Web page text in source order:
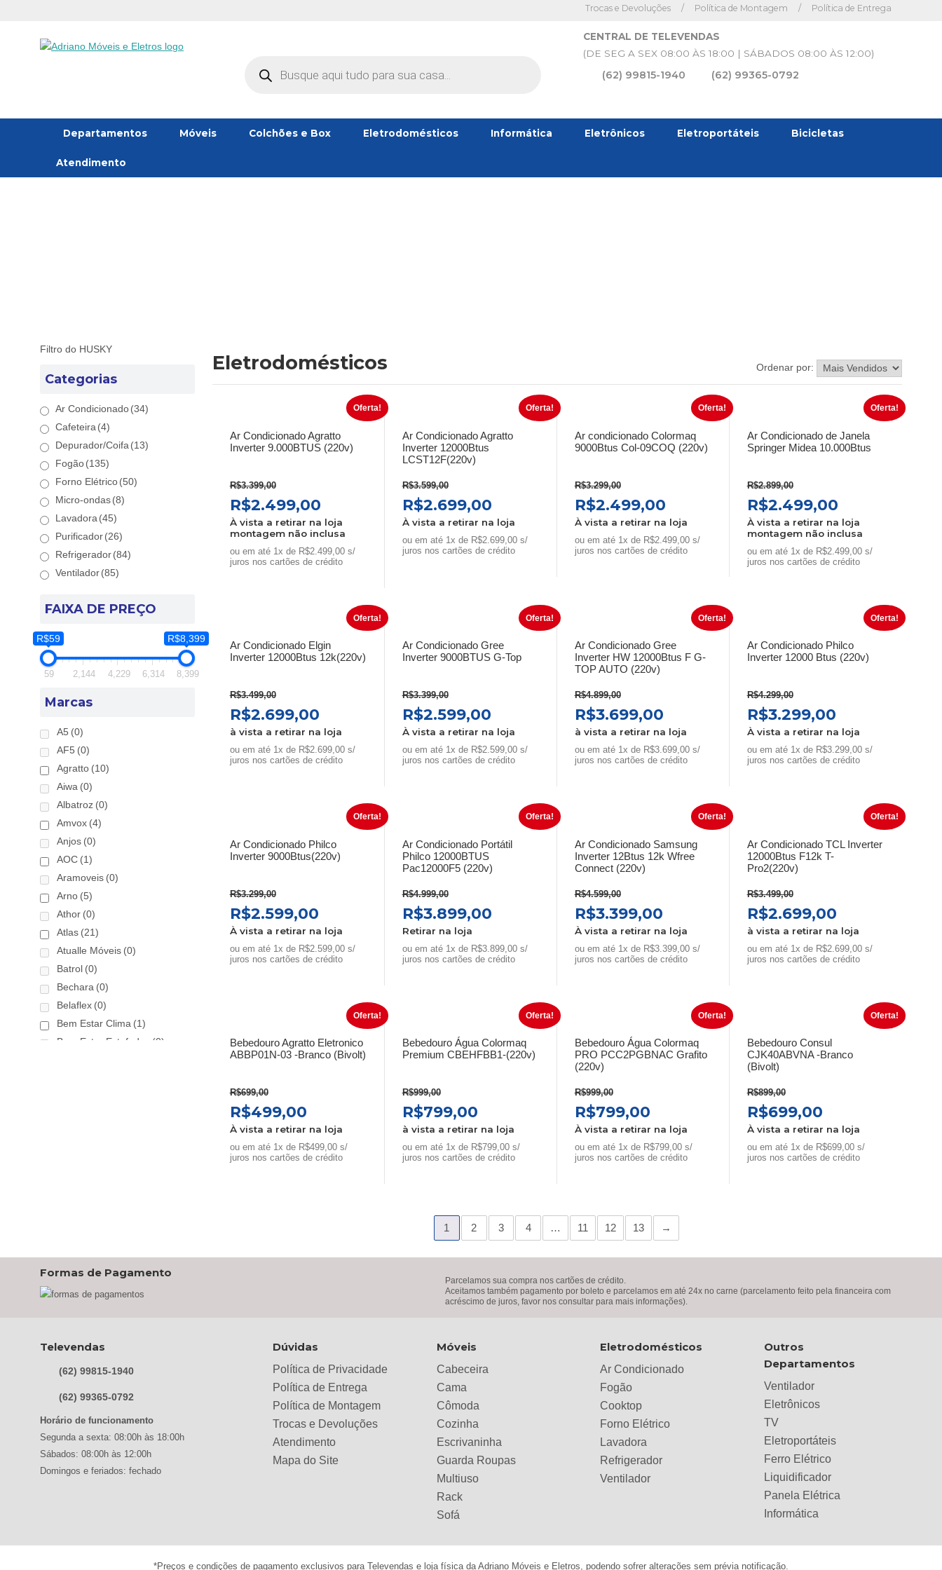
Política de Entrega
/
Política de Montagem
/
Trocas e Devoluções
CENTRAL DE TELEVENDAS
(DE SEG A SEX 08:00 ÀS 18:00 | SÁBADOS 08:00 ÀS 12:00)
(62) 99815-1940 (62) 99365-0792
produtos
Departamentos Móveis Colchões e Box Eletrodomésticos Informática Eletrônicos Eletroportáteis Bicicletas
Atendimento
Eletrodomésticos Ordenar por:
Oferta!
Ar Condicionado Agratto
Inverter 9.000BTUS (220v)
R$3.399,00
O
preço
original
era:
R$3.399,00.
R$2.499,00O
preço
atual
é:
R$2.499,00.
À vista a retirar na loja
montagem não inclusa
ou em até 1x de R$2.499,00 s/
juros nos cartões de crédito
Oferta!
Ar Condicionado Agratto
Inverter 12000Btus
LCST12F(220v)
R$3.599,00
O
preço
original
era:
R$2.699,00O
preço
atual
é:
À vista a retirar na loja
ou em até 1x de R$2.699,00 s/
juros nos cartões de crédito
Oferta!
Ar condicionado Colormaq
9000Btus Col-09COQ (220v)
R$3.299,00
O
preço
original
era:
R$2.499,00O
preço
atual
é:
R$2.499,00.
À vista a retirar na loja
ou em até 1x de R$2.499,00 s/
juros nos cartões de crédito
Oferta!
Ar Condicionado de Janela
Springer Midea 10.000Btus
R$2.899,00
O
preço
original
era:
R$2.899,00.
R$2.499,00O
preço
atual
é:
R$2.499,00.
À vista a retirar na loja
montagem não inclusa
ou em até 1x de R$2.499,00 s/
juros nos cartões de crédito
Oferta!
Ar Condicionado Elgin
Inverter 12000Btus 12k(220v)
R$3.499,00
O
preço
original
era:
R$2.699,00O
preço
atual
é:
à vista a retirar na loja
ou em até 1x de R$2.699,00 s/
juros nos cartões de crédito
Oferta!
Ar Condicionado Gree
Inverter 9000BTUS G-Top
R$3.399,00
O
preço
original
era:
R$2.599,00O
preço
atual
é:
À vista a retirar na loja
ou em até 1x de R$2.599,00 s/
juros nos cartões de crédito
Oferta!
Ar Condicionado Gree
Inverter HW 12000Btus F G-
TOP AUTO (220v)
R$4.899,00
O
preço
original
era:
R$3.699,00O
preço
atual
é:
à vista a retirar na loja
ou em até 1x de R$3.699,00 s/
juros nos cartões de crédito
Oferta!
Ar Condicionado Philco
Inverter 12000 Btus (220v)
R$4.299,00
O
preço
original
era:
R$3.299,00O
preço
atual
é:
À vista a retirar na loja
ou em até 1x de R$3.299,00 s/
juros nos cartões de crédito
Oferta!
Ar Condicionado Philco
Inverter 9000Btus(220v)
R$3.299,00
O
preço
original
era:
R$2.599,00O
preço
atual
é:
À vista a retirar na loja
ou em até 1x de R$2.599,00 s/
juros nos cartões de crédito
Oferta!
Ar Condicionado Portátil
Philco 12000BTUS
Pac12000F5 (220v)
R$4.999,00
O
preço
original
era:
R$3.899,00O
atual
é:
Retirar na loja
ou em até 1x de R$3.899,00 s/
juros nos cartões de crédito
Oferta!
Ar Condicionado Samsung
Inverter 12Btus 12k Wfree
Connect (220v)
R$4.599,00
O
preço
original
era:
R$3.399,00O
preço
atual
é:
À vista a retirar na loja
ou em até 1x de R$3.399,00 s/
juros nos cartões de crédito
Oferta!
Ar Condicionado TCL Inverter
12000Btus F12k T-
Pro2(220v)
R$3.499,00
O
preço
original
era:
R$2.699,00O
preço
atual
é:
à vista a retirar na loja
ou em até 1x de R$2.699,00 s/
juros nos cartões de crédito
Oferta!
Bebedouro Agratto Eletronico
ABBP01N-03 -Branco (Bivolt)
R$699,00
O
preço
original
era:
R$499,00O
preço
atual
é:
À vista a retirar na loja
ou em até 1x de R$499,00 s/
juros nos cartões de crédito
Oferta!
Bebedouro Água Colormaq
Premium CBEHFBB1-(220v)
R$999,00
O
preço
original
era:
R$799,00O
preço
atual
é:
à vista a retirar na loja
ou em até 1x de R$799,00 s/
juros nos cartões de crédito
Oferta!
Bebedouro Água Colormaq
PRO PCC2PGBNAC Grafito
(220v)
R$999,00
O
preço
original
era:
R$799,00O
preço
atual
é:
À vista a retirar na loja
ou em até 1x de R$799,00 s/
juros nos cartões de crédito
Oferta!
Bebedouro Consul
CJK40ABVNA -Branco
(Bivolt)
R$899,00
O
preço
original
era:
R$699,00O
preço
atual
é:
À vista a retirar na loja
ou em até 1x de R$699,00 s/
juros nos cartões de crédito
1 2 3 4 … 11 12 13 →
Filtro do HUSKY
Categorias
Ar Condicionado (34)
Cafeteira (4)
Depurador/Coifa (13)
Fogão (135)
Forno Elétrico (50)
Micro-ondas (8)
Lavadora (45)
Purificador (26)
Refrigerador (84)
Ventilador (85)
FAIXA DE PREÇO
R$59 R$8,399
59 2,144 4,229 6,314 8,399
Marcas
A5 (0)
AF5 (0)
Agratto (10)
Aiwa (0)
Albatroz (0)
Amvox (4)
Anjos (0)
AOC (1)
Aramoveis (0)
Arno (5)
Athor (0)
Atlas (21)
Atualle Móveis (0)
Batrol (0)
Bechara (0)
Belaflex (0)
Bem Estar Clima (1)
Bem Estar Estofados
(0)
Carioca Móveis (0)
Cemaf (0)
Chamalar (6)
clock (0)
Colibri (0)
Companhia do Estofado
Completa (0)
Continental
Formas de Pagamento
Parcelamos sua compra nos cartões de crédito.
Aceitamos também pagamento por boleto e parcelamos em até 24x no carne (parcelamento feito pela financeira com
acréscimo de juros, favor nos consultar para mais informações).
Televendas
(62) 99815-1940
(62) 99365-0792
Horário de funcionamento
Segunda a sexta: 08:00h às 18:00h
Sábados: 08:00h às 12:00h
Domingos e feriados: fechado
Dúvidas
Política de Privacidade
Política de Entrega
Política de Montagem
Trocas e Devoluções
Atendimento
Mapa do Site
Móveis
Cabeceira
Cama
Cômoda
Cozinha
Escrivaninha
Guarda Roupas
Multiuso
Rack
Sofá
Eletrodomésticos
Ar Condicionado
Fogão
Cooktop
Forno Elétrico
Lavadora
Refrigerador
Ventilador
Outros
Departamentos
Ventilador
Eletrônicos
TV
Eletroportáteis
Ferro Elétrico
Liquidificador
Panela Elétrica
Informática
*Preços e condições de pagamento exclusivos para Televendas e loja física da Adriano Móveis e Eletros, podendo sofrer alterações sem prévia notificação.